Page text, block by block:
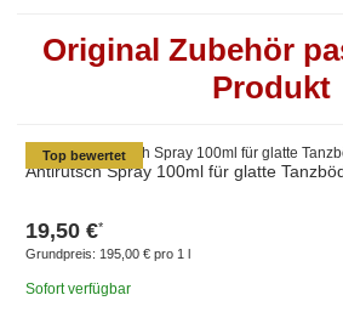
Original Zubehör
Produkt
Top bewertet
Antirutsch Spray 100ml für glatte
19,50 €*
Grundpreis: 195,00 € pro 1 l
Sofort verfügbar